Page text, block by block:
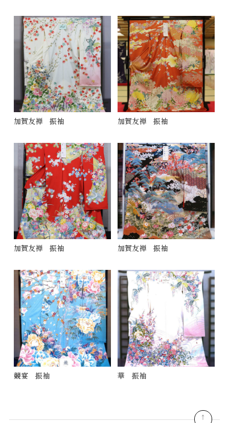
加賀友禅 振袖 加賀友禅 振袖
加賀友禅 振袖 加賀友禅 振袖
競宴 振袖 華 振袖